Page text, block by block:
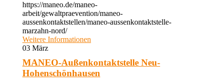
https://maneo.de/maneo-
arbeit/gewaltpraevention/maneo-
aussenkontaktstellen/maneo-aussenkontaktstelle-
marzahn-nord/
Weitere Informationen
03 März
MANEO-Außenkontaktstelle Neu-
Hohenschönhausen